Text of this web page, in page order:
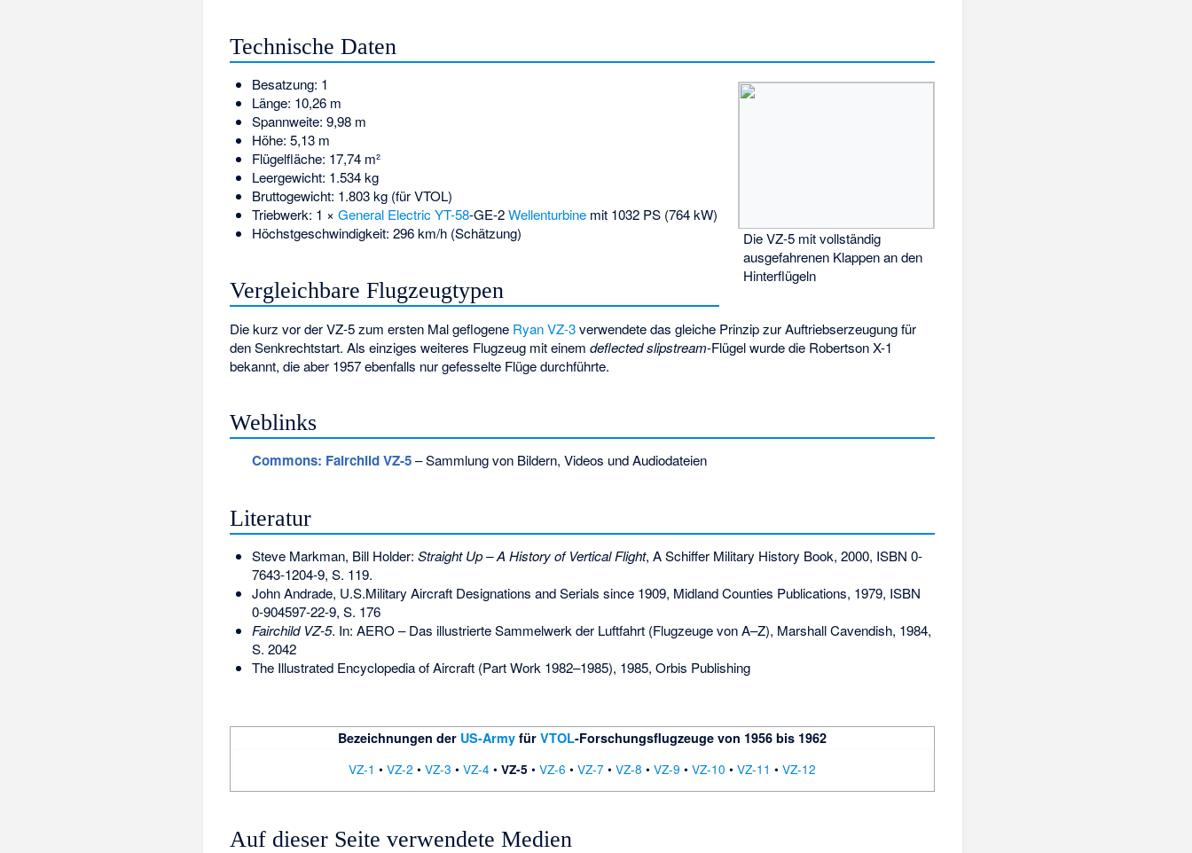
Technische Daten
Die VZ-5 mit vollständig
ausgefahrenen Klappen an den
Hinterflügeln
Besatzung: 1
Länge: 10,26 m
Spannweite: 9,98 m
Höhe: 5,13 m
Flügelfläche: 17,74 m²
Leergewicht: 1.534 kg
Bruttogewicht: 1.803 kg (für VTOL)
Triebwerk: 1 × General Electric YT-58-GE-2Wellenturbinemit 1032 PS (764 kW)
Höchstgeschwindigkeit: 296 km/h (Schätzung)
Vergleichbare Flugzeugtypen
Die kurz vor der VZ-5 zum ersten Mal geflogene Ryan VZ-3verwendete das gleiche Prinzip zur Auftriebserzeugung für
den Senkrechtstart. Als einziges weiteres Flugzeug mit einemdeflected slipstream-Flügel wurde die Robertson X-1
bekannt, die aber 1957 ebenfalls nur gefesselte Flüge durchführte.
Weblinks
Commons: Fairchild VZ-5– Sammlung von Bildern, Videos und Audiodateien
Literatur
Steve Markman, Bill Holder: Straight Up – A History of Vertical Flight, A Schiffer Military History Book, 2000, ISBN 0-
7643-1204-9, S. 119.
John Andrade, U.S.Military Aircraft Designations and Serials since 1909, Midland Counties Publications, 1979, ISBN
0-904597-22-9, S. 176
Fairchild VZ-5. In: AERO – Das illustrierte Sammelwerk der Luftfahrt (Flugzeuge von A–Z), Marshall Cavendish, 1984,
S. 2042
The Illustrated Encyclopedia of Aircraft (Part Work 1982–1985), 1985, Orbis Publishing
Bezeichnungen der US-Army fürVTOL-Forschungsflugzeuge von 1956 bis 1962
VZ-1 •VZ-2 •VZ-3 •VZ-4 •VZ-5 •VZ-6 •VZ-7 •VZ-8 •VZ-9 •VZ-10 •VZ-11 •VZ-12
Auf dieser Seite verwendete Medien